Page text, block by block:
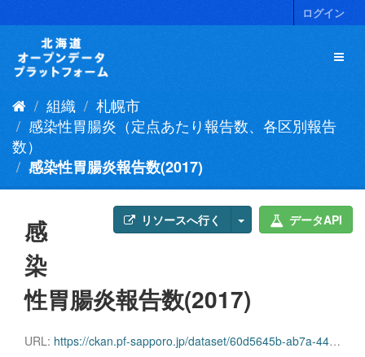
キ
ログイン
組織
札幌市
感染性胃腸炎（定点あたり報告数、各区別報告
数）
感染性胃腸炎報告数(2017)
リソースへ行く データAPI
感
染
性胃腸炎報告数(2017)
URL: https://ckan.pf-sapporo.jp/dataset/60d5645b-ab7a-4433-93dd-8612d061ce49/resource/4663c528-5fbe-41ab-a4f2-a4ff2b0c14b0/download/ityouen2017.csv